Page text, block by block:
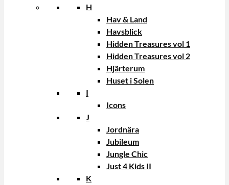
H
Hav & Land
Havsblick
Hidden Treasures vol 1
Hidden Treasures vol 2
Hjärterum
Huset i Solen
I
Icons
J
Jordnära
Jubileum
Jungle Chic
Just 4 Kids II
K